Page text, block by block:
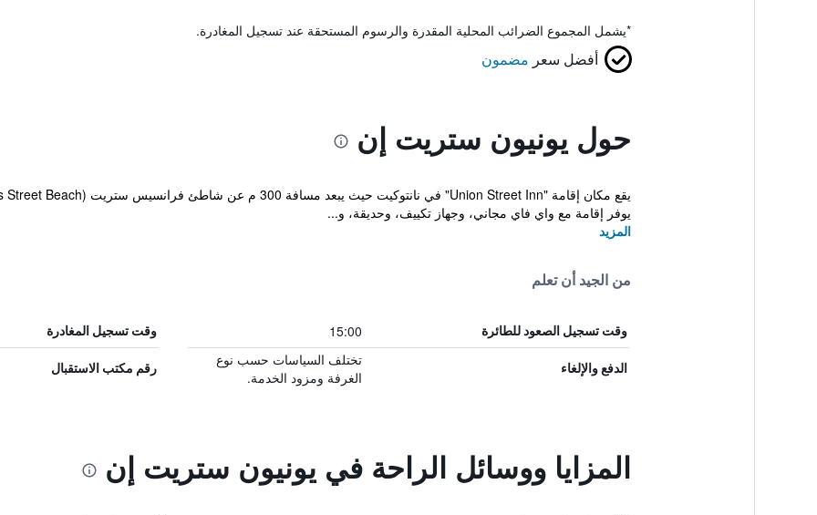
*يشمل المجموع الضرائب المحلية المقدرة والرسوم المستحقة عند تسجيل المغادرة.
أفضل سعر مضمون
حول يونيون ستريت إن
يوفر إقامة مع واي فاي مجاني، وجهاز تكييف، وحديقة، و...
المزيد
من الجيد أن تعلم
وقت تسجيل الصعود للطائرة 15:00 وقت تسجيل المغادرة
الدفع والإلغاء
تختلف السياسات حسب نوع
الغرفة ومزود الخدمة.
رقم مكتب الاستقبال
المزايا ووسائل الراحة في يونيون ستريت إن